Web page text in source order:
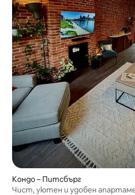
Кондо – Питсбърг
Чист, уютен и удобен